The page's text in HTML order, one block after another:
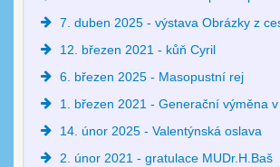
7. duben 2025 - výstava Obrázky z
12. březen 2021 - kůň Cyril
6. březen 2025 - Masopustní rej
1. březen 2021 - Generační výměna
14. únor 2025 - Valentýnská oslava
2. únor 2021 - gratulace MUDr.H.Baš